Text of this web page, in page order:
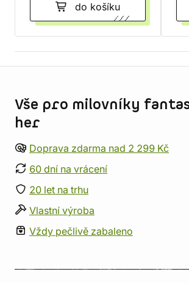
do košíku
Vše pro milovníky
her
Doprava zdarma nad 2 299 Kč
60 dní na vrácení
20 let na trhu
Vlastní výroba
Vždy pečlivě zabaleno